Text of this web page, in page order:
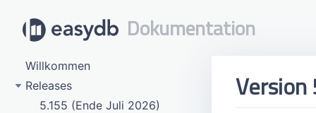
Dokumentation
Willkommen
Releases
5.155 (Ende Juli 2026)
Version